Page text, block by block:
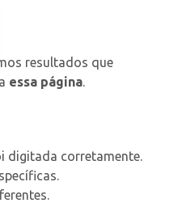
resultados que
essa página.
digitada corretamente.